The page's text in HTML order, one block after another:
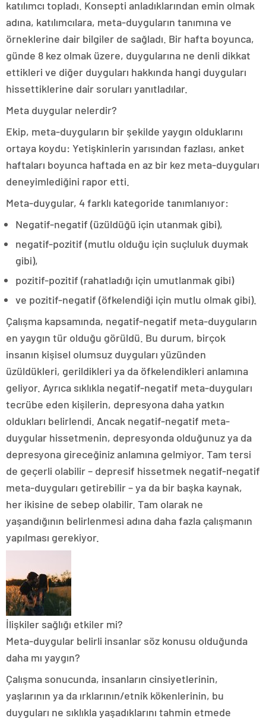
katılımcı topladı. Konsepti anladıklarından emin olmak
adına, katılımcılara, meta-duyguların tanımına ve
örneklerine dair bilgiler de sağladı. Bir hafta boyunca,
günde 8 kez olmak üzere, duygularına ne denli dikkat
ettikleri ve diğer duyguları hakkında hangi duyguları
hissettiklerine dair soruları yanıtladılar.
Meta duygular nelerdir?
Ekip, meta-duyguların bir şekilde yaygın olduklarını
ortaya koydu: Yetişkinlerin yarısından fazlası, anket
haftaları boyunca haftada en az bir kez meta-duyguları
deneyimlediğini rapor etti.
Meta-duygular, 4 farklı kategoride tanımlanıyor:
Negatif-negatif (üzüldüğü için utanmak gibi),
negatif-pozitif (mutlu olduğu için suçluluk duymak
gibi),
pozitif-pozitif (rahatladığı için umutlanmak gibi)
ve pozitif-negatif (öfkelendiği için mutlu olmak gibi).
Çalışma kapsamında, negatif-negatif meta-duyguların
en yaygın tür olduğu görüldü. Bu durum, birçok
insanın kişisel olumsuz duyguları yüzünden
üzüldükleri, gerildikleri ya da öfkelendikleri anlamına
geliyor. Ayrıca sıklıkla negatif-negatif meta-duyguları
tecrübe eden kişilerin, depresyona daha yatkın
oldukları belirlendi. Ancak negatif-negatif meta-
duygular hissetmenin, depresyonda olduğunuz ya da
depresyona gireceğiniz anlamına gelmiyor. Tam tersi
de geçerli olabilir – depresif hissetmek negatif-negatif
meta-duyguları getirebilir – ya da bir başka kaynak,
her ikisine de sebep olabilir. Tam olarak ne
yaşandığının belirlenmesi adına daha fazla çalışmanın
yapılması gerekiyor.
İlişkiler sağlığı etkiler mi?
Meta-duygular belirli insanlar söz konusu olduğunda
daha mı yaygın?
Çalışma sonucunda, insanların cinsiyetlerinin,
yaşlarının ya da ırklarının/etnik kökenlerinin, bu
duyguları ne sıklıkla yaşadıklarını tahmin etmede